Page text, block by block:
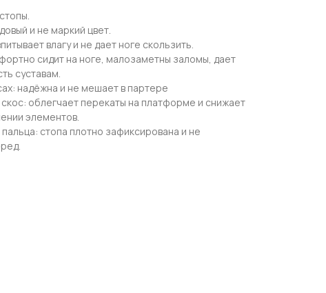
и не маркий цвет.
влагу и не дает ноге скользить.
сидит на ноге, малозаметны заломы, дает
суставам.
надёжна и не мешает в партере
облегчает перекаты на платформе и снижает
элементов.
стопа плотно зафиксирована и не